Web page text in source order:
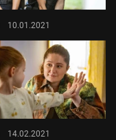
10.01.2021
14.02.2021